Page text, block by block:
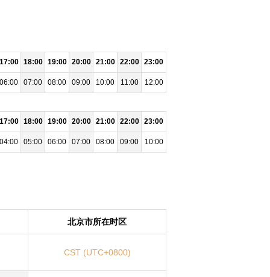
18:00 19:00 20:00 21:00 22:00 23:00
06:00 07:00 08:00 09:00 10:00 11:00 12:00
18:00 19:00 20:00 21:00 22:00 23:00
04:00 05:00 06:00 07:00 08:00 09:00 10:00
北京市所在时区
CST (UTC+0800)